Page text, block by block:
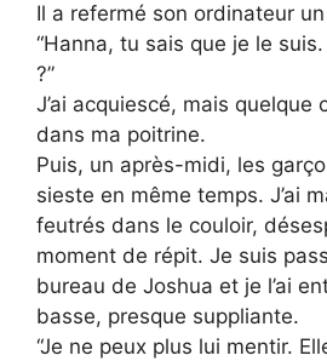
Il a refermé son ordinateur
“Hanna, tu sais que je le
?”
J’ai acquiescé, mais quelque
dans ma poitrine.
Puis, un après-midi, les
sieste en même temps. J’ai
feutrés dans le couloir,
moment de répit. Je suis
bureau de Joshua et je l’ai
basse, presque suppliante.
“Je ne peux plus lui mentir.